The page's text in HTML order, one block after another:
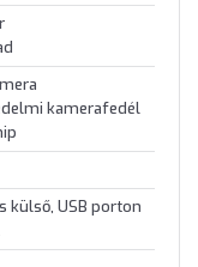
kamerafedél
külső, USB porton